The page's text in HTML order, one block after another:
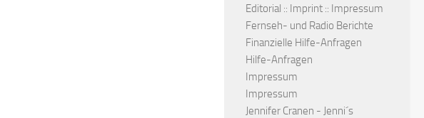
Editorial :: Imprint :: Impressum
Fernseh- und Radio Berichte
Finanzielle Hilfe-Anfragen
Hilfe-Anfragen
Impressum
Impressum
Jennifer Cranen - Jenni´s